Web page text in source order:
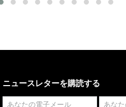
ニュースレターを購読する